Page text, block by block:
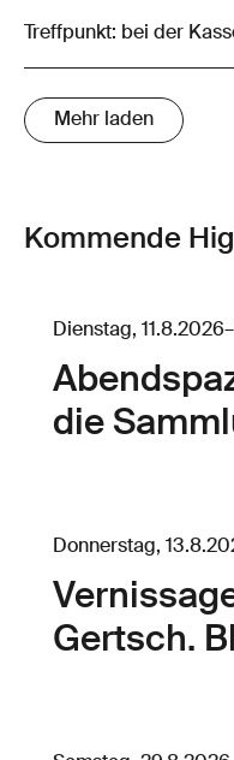
Treffpunkt: bei der
Mehr laden
Kommende
Dienstag, 11.8.2026–
die
Donnerstag,
Gertsch.